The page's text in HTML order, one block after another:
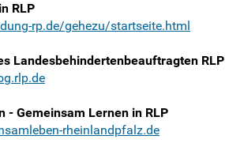
RLP
rp.de/gehezu/startseite.html
Landesbehindertenbeauftragten RLP
- Gemeinsam Lernen in RLP
rheinlandpfalz.de